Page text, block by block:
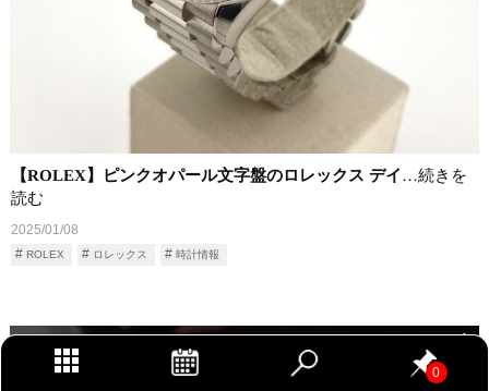
0
【ROLEX】ピンクオパール文字盤のロレックス デイ …続きを
読む
2025/01/08
ROLEX ロレックス 時計情報